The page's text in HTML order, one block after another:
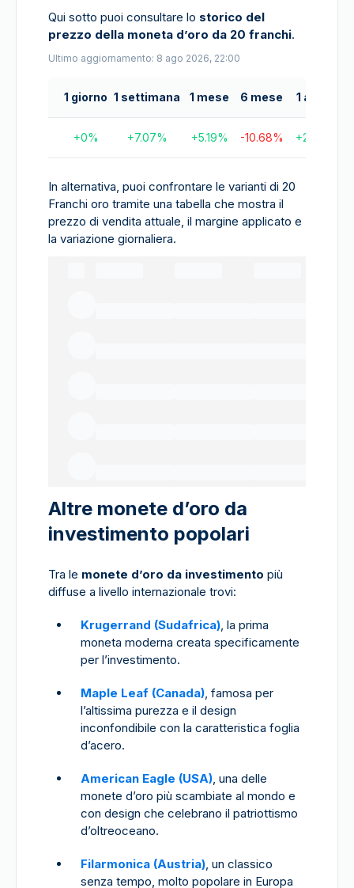
Qui sotto puoi consultare lo storico del
prezzo della moneta d’oro da 20 franchi.
Ultimo aggiornamento: 8 ago 2026, 22:00
1 giorno 1 settimana 1 mese 6 mese 1 anno
+0% +7.07% +5.19% -10.68% +29.1
In alternativa, puoi confrontare le varianti di 20
Franchi oro tramite una tabella che mostra il
prezzo di vendita attuale, il margine applicato e
la variazione giornaliera.
Altre monete d’oro da
investimento popolari
Tra le monete d’oro da investimento più
diffuse a livello internazionale trovi:
Krugerrand (Sudafrica), la prima
moneta moderna creata specificamente
per l’investimento.
Maple Leaf (Canada), famosa per
l’altissima purezza e il design
inconfondibile con la caratteristica foglia
d’acero.
American Eagle (USA), una delle
monete d’oro più scambiate al mondo e
con design che celebrano il patriottismo
d’oltreoceano.
Filarmonica (Austria), un classico
senza tempo, molto popolare in Europa